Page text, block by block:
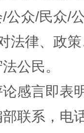
公众/民众/
法律、政
公民。
感言即表
联系，电